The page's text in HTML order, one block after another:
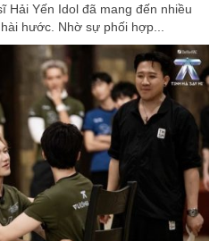
Hải Yến Idol đã mang đến nhiều
hước. Nhờ sự phối hợp...